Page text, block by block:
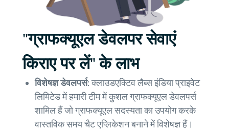
"ग्राफक्यूएल डेवलपर सेवाएं
किराए पर लें" के लाभ
विशेषज्ञ डेवलपर्स:क्लाउडएक्टिव लैब्स इंडिया प्राइवेट
लिमिटेड में हमारी टीम में कुशल ग्राफक्यूएल डेवलपर्स
शामिल हैं जो ग्राफक्यूएल सदस्यता का उपयोग करके
वास्तविक समय चैट एप्लिकेशन बनाने में विशेषज्ञ हैं।